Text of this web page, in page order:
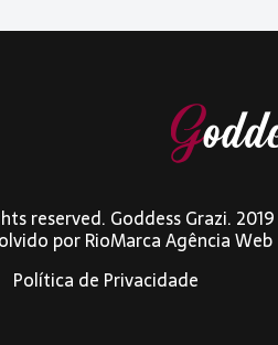
reserved. Goddess Grazi. 2019
porRioMarca Agência Web
Política de Privacidade